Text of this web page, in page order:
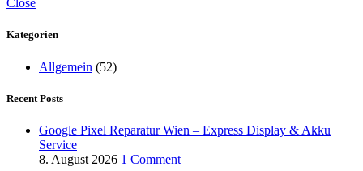
Close
Kategorien
Allgemein (52)
Recent Posts
Google Pixel Reparatur Wien – Express Display & Akku
Service
8. August 2026 1 Comment